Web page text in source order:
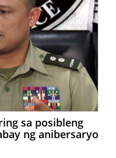
sa posibleng
ng anibersaryo